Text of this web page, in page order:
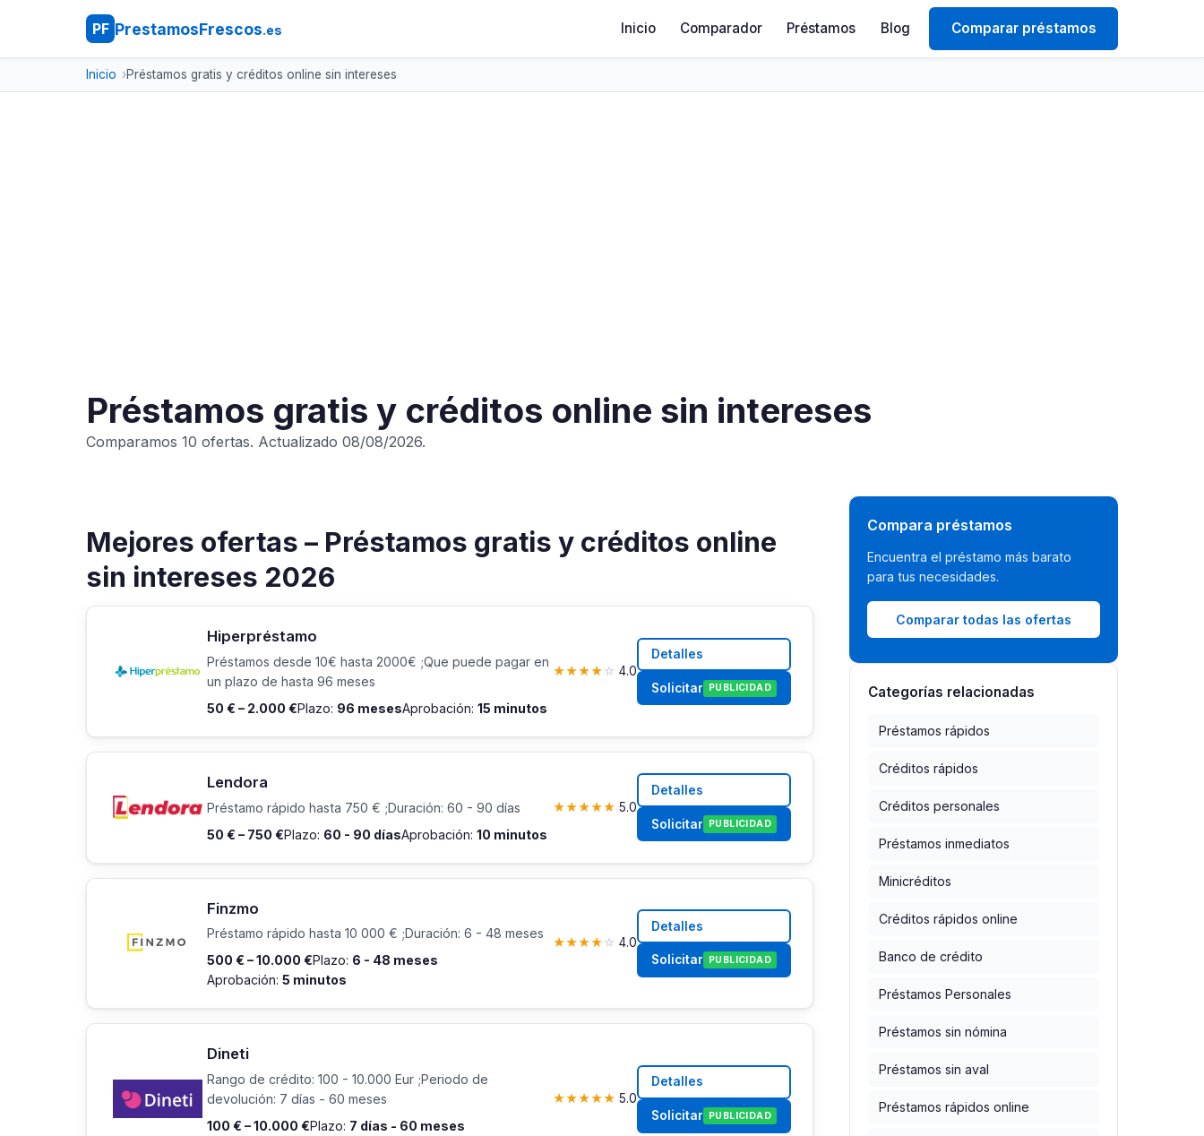
PF PrestamosFrescos.es Inicio Comparador Préstamos Blog Comparar préstamos
Inicio Préstamos gratis y créditos online sin intereses
Préstamos gratis y créditos online sin intereses
Comparamos 10 ofertas. Actualizado 08/08/2026.
Mejores ofertas – Préstamos gratis y créditos online
sin intereses 2026
Hiperpréstamo
Préstamos desde 10€ hasta 2000€ ;Que puede pagar en
un plazo de hasta 96 meses
50 € – 2.000 €Plazo: 96 mesesAprobación: 15 minutos
★★★★☆ 4.0
Detalles
Solicitar PUBLICIDAD
Lendora
Préstamo rápido hasta 750 € ;Duración: 60 - 90 días
50 € – 750 €Plazo: 60 - 90 díasAprobación: 10 minutos
★★★★★ 5.0
Detalles
Solicitar PUBLICIDAD
Finzmo
Préstamo rápido hasta 10 000 € ;Duración: 6 - 48 meses
500 € – 10.000 €Plazo: 6 - 48 meses
Aprobación: 5 minutos
★★★★☆ 4.0
Detalles
Solicitar PUBLICIDAD
Dineti
Rango de crédito: 100 - 10.000 Eur ;Periodo de
devolución: 7 días - 60 meses
100 € – 10.000 €Plazo: 7 días - 60 meses
★★★★★ 5.0
Detalles
Solicitar PUBLICIDAD
Compara préstamos
Encuentra el préstamo más barato
para tus necesidades.
Comparar todas las ofertas
Categorías relacionadas
Préstamos rápidos
Créditos rápidos
Créditos personales
Préstamos inmediatos
Minicréditos
Créditos rápidos online
Banco de crédito
Préstamos Personales
Préstamos sin nómina
Préstamos sin aval
Préstamos rápidos online